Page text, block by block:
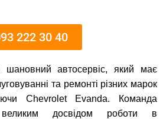
222 30 40
автосервіс, який має
та ремонті різних марок
Chevrolet Evanda. Команда
досвідом роботи в